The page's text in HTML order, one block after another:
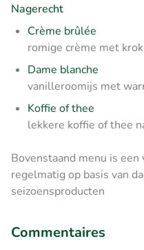
Nagerecht
Crème brûlée
romige crème met
Dame blanche
vanilleroomijs met
Koffie of thee
lekkere koffie of thee
Bovenstaand menu is
regelmatig op basis van
seizoensproducten
Commentaires